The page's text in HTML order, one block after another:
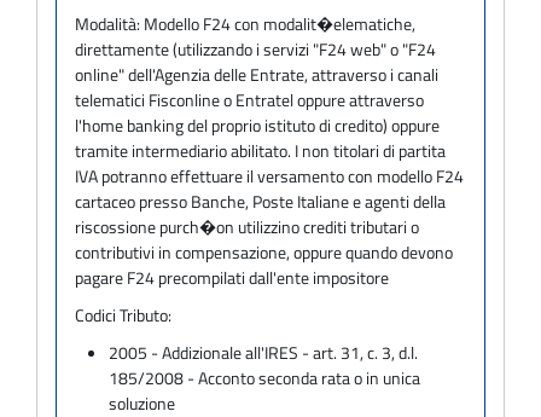
Modalità: Modello F24 con modalit�elematiche,
direttamente (utilizzando i servizi "F24 web" o "F24
online" dell'Agenzia delle Entrate, attraverso i canali
telematici Fisconline o Entratel oppure attraverso
l'home banking del proprio istituto di credito) oppure
tramite intermediario abilitato. I non titolari di partita
IVA potranno effettuare il versamento con modello F24
cartaceo presso Banche, Poste Italiane e agenti della
riscossione purch�on utilizzino crediti tributari o
contributivi in compensazione, oppure quando devono
pagare F24 precompilati dall'ente impositore
Codici Tributo:
2005 - Addizionale all'IRES - art. 31, c. 3, d.l.
185/2008 - Acconto seconda rata o in unica
soluzione